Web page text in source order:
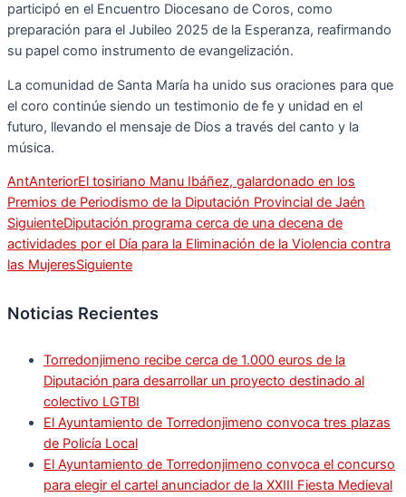
participó en el Encuentro Diocesano de Coros, como
preparación para el Jubileo 2025 de la Esperanza, reafirmando
su papel como instrumento de evangelización.
La comunidad de Santa María ha unido sus oraciones para que
el coro continúe siendo un testimonio de fe y unidad en el
futuro, llevando el mensaje de Dios a través del canto y la
música.
AntAnteriorEl tosiriano Manu Ibáñez, galardonado en los
Premios de Periodismo de la Diputación Provincial de Jaén
SiguienteDiputación programa cerca de una decena de
actividades por el Día para la Eliminación de la Violencia contra
las MujeresSiguiente
Noticias Recientes
Torredonjimeno recibe cerca de 1.000 euros de la
Diputación para desarrollar un proyecto destinado al
colectivo LGTBI
El Ayuntamiento de Torredonjimeno convoca tres plazas
de Policía Local
El Ayuntamiento de Torredonjimeno convoca el concurso
para elegir el cartel anunciador de la XXIII Fiesta Medieval